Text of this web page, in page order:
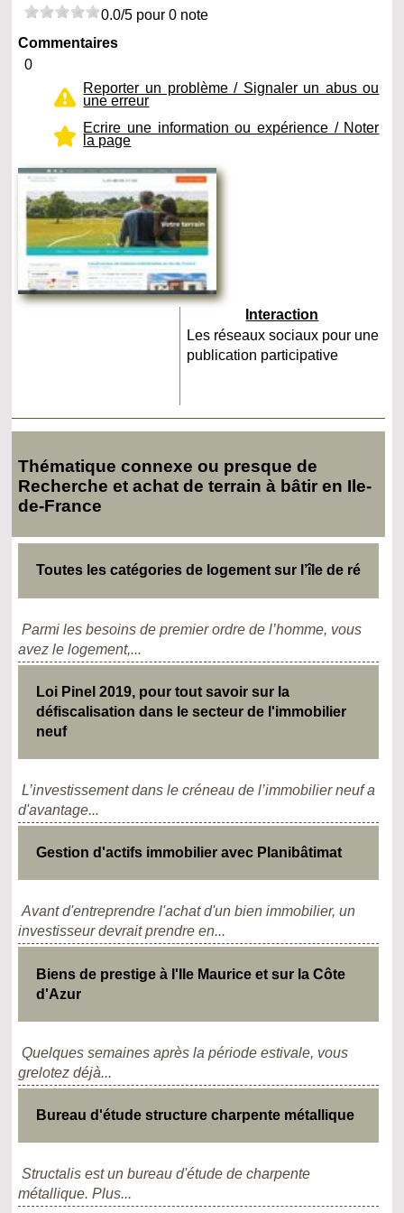
0.0/5 pour 0 note
Commentaires
0
Reporter un problème / Signaler un abus ou
une erreur
Ecrire une information ou expérience / Noter
la page
Interaction
Les réseaux sociaux pour une
publication participative
Thématique connexe ou presque de
Recherche et achat de terrain à bâtir en Ile-
de-France
Toutes les catégories de logement sur l’île de ré
Parmi les besoins de premier ordre de l’homme, vous
avez le logement,...
Loi Pinel 2019, pour tout savoir sur la
défiscalisation dans le secteur de l'immobilier
neuf
L’investissement dans le créneau de l’immobilier neuf a
d'avantage...
Gestion d'actifs immobilier avec Planibâtimat
Avant d'entreprendre l'achat d'un bien immobilier, un
investisseur devrait prendre en...
Biens de prestige à l'Ile Maurice et sur la Côte
d'Azur
Quelques semaines après la période estivale, vous
grelotez déjà...
Bureau d'étude structure charpente métallique
Structalis est un bureau d'étude de charpente
métallique. Plus...